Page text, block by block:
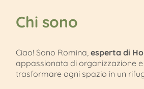
Chi sono
Ciao! Sono Romina, esperta di
appassionata di organizzazione
trasformare ogni spazio in un